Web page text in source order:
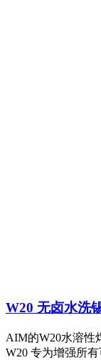
W20 无卤水洗
AIM的W20水溶性
W20 专为增强所